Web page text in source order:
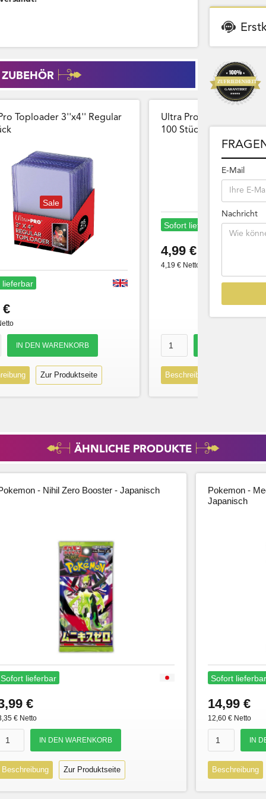
Toploader 3''x4'' Regular
Sale
lieferbar
€
Zur Produktseite
Ultra Pro Card Sleeves
100 Stück
Sofort lieferbar
4,99 €
4,19 € Netto
Beschreibung
E-Mail
Nachricht
ÄHNLICHE PRODUKTE
- Nihil Zero Booster - Japanisch
Sofort lieferbar
€
€ Netto
Beschreibung Zur Produktseite
Pokemon -
Japanisch
Sofort lieferbar
14,99 €
12,60 € Netto
Beschreibung